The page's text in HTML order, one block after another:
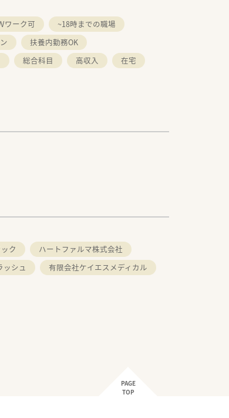
ワーク可
~18時までの職場
扶養内勤務OK
総合科目 高収入
在宅
ク
ハートファルマ株式会社
ッシュ
有限会社ケイエスメディカル
PAGE
TOP